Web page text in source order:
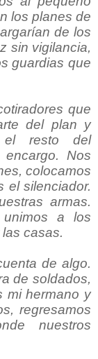
los planes de
de los
sin vigilancia,
guardias que
que
del plan y
el resto del
Nos
colocamos
el silenciador.
armas.
a los
casas.
de algo.
de soldados,
mi hermano y
regresamos
nuestros